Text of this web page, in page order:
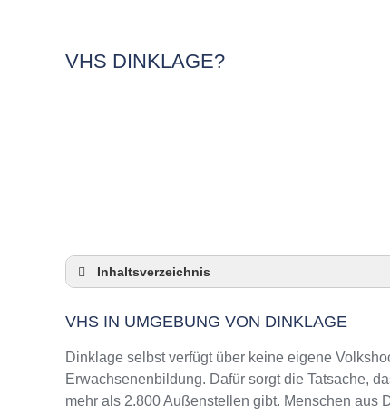
VHS DINKLAGE?
Inhaltsverzeichnis
3 Quicktipps
Checkliste: VHS-Kurse rund um Dinklage
Keine VHS in Dinklage
Online-Kurse: Pro und Contra
VHS IN UMGEBUNG VON DINKLAGE
Dinklage selbst verfügt über keine eigene
Erwachsenenbildung. Dafür sorgt die Tatsache,
mehr als 2.800 Außenstellen gibt. Menschen aus